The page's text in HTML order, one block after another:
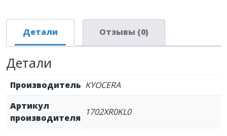
Детали Отзывы (0)
Детали
Производитель KYOCERA
Артикул
производителя
1702XR0KL0